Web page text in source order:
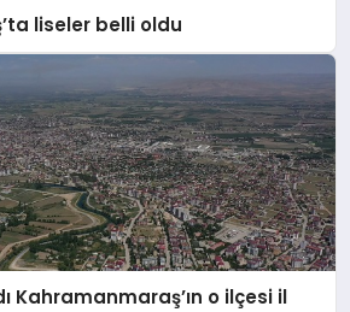
liseler belli oldu
Kahramanmaraş’ın o ilçesi il